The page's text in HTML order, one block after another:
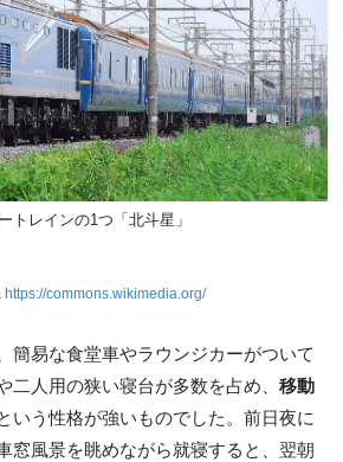
トレインの1つ「北斗星」
https://commons.wikimedia.org/
簡易な食堂車やラウンジカーがついて
二人用の狭い寝台が多数を占め、 移動
いう性格が強いものでした。前日夜に
窓風景を眺めながら就寝すると、翌朝